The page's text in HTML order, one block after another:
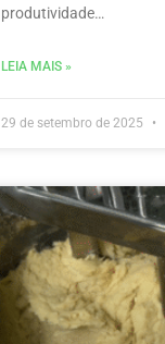
produtividade…
LEIA MAIS »
29 de setembro de 2025